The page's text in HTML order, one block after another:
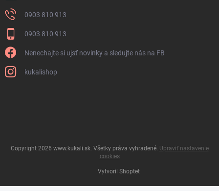
0903 810 913
0903 810 913
Nenechajte si ujsť novinky a sledujte nás na FB
kukalishop
Vytvoril Shoptet
Copyright 2026 www.kukali.sk. Všetky práva vyhradené. Upraviť nastavenie
cookies